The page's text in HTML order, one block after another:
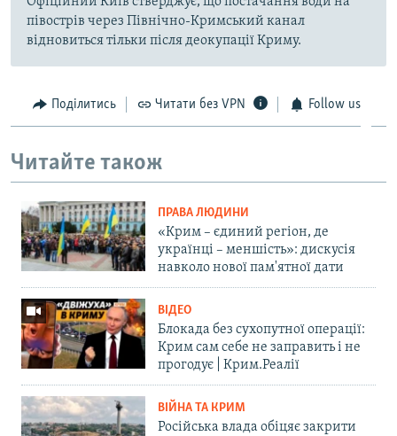
півострів через Північно-Кримський канал
відновиться тільки після деокупації Криму.
Поділитись Читати без VPN Follow us
Читайте також
ПРАВА ЛЮДИНИ
«Крим – єдиний регіон, де
українці – меншість»: дискусія
навколо нової пам'ятної дати
ВІДЕО
Блокада без сухопутної операції:
Крим сам себе не заправить і не
прогодує | Крим.Реалії
ВІЙНА ТА КРИМ
Російська влада обіцяє закрити